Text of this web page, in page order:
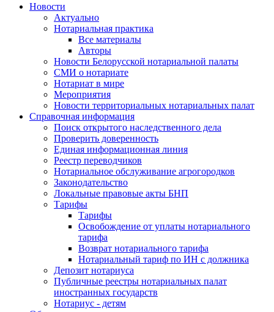
Новости
Актуально
Нотариальная практика
Все материалы
Авторы
Новости Белорусской нотариальной палаты
СМИ о нотариате
Нотариат в мире
Мероприятия
Новости территориальных нотариальных палат
Справочная информация
Поиск открытого наследственного дела
Проверить доверенность
Единая информационная линия
Реестр переводчиков
Нотариальное обслуживание агрогородков
Законодательство
Локальные правовые акты БНП
Тарифы
Тарифы
Освобождение от уплаты нотариального
тарифа
Возврат нотариального тарифа
Нотариальный тариф по ИН с должника
Депозит нотариуса
Публичные реестры нотариальных палат
иностранных государств
Нотариус - детям